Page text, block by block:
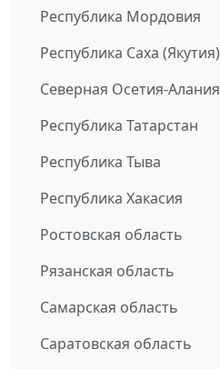
Республика Мордовия
Республика Саха (Якутия)
Северная Осетия-Алания
Республика Татарстан
Республика Тыва
Республика Хакасия
Ростовская область
Рязанская область
Самарская область
Саратовская область